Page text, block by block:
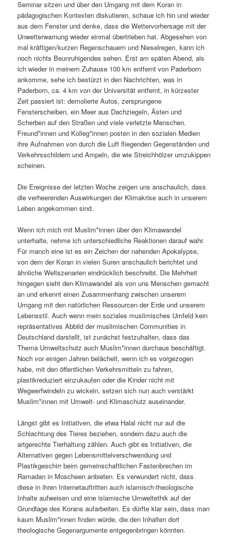
Seminar sitzen und über den Umgang mit dem Koran in
pädagogischen Kontexten diskutieren, schaue ich hin und wieder
aus dem Fenster und denke, dass die Wettervorhersage mit der
Unwetterwarnung wieder einmal übertrieben hat. Abgesehen von
mal kräftigen/kurzen Regenschauern und Nieselregen, kann ich
noch nichts Beunruhigendes sehen. Erst am späten Abend, als
ich wieder in meinem Zuhause 100 km entfernt von Paderborn
ankomme, sehe ich bestürzt in den Nachrichten, was in
Paderborn, ca. 4 km von der Universität entfernt, in kürzester
Zeit passiert ist: demolierte Autos, zersprungene
Fensterscheiben, ein Meer aus Dachziegeln, Ästen und
Scherben auf den Straßen und viele verletzte Menschen.
Freund*innen und Kolleg*innen posten in den sozialen Medien
ihre Aufnahmen von durch die Luft fliegenden Gegenständen und
Verkehrsschildern und Ampeln, die wie Streichhölzer umzukippen
scheinen.
Die Ereignisse der letzten Woche zeigen uns anschaulich, dass
die verheerenden Auswirkungen der Klimakrise auch in unserem
Leben angekommen sind.
Wenn ich mich mit Muslim*innen über den Klimawandel
unterhalte, nehme ich unterschiedliche Reaktionen darauf wahr.
Für manch eine ist es ein Zeichen der nahenden Apokalypse,
von dem der Koran in vielen Suren anschaulich berichtet und
ähnliche Weltszenarien eindrücklich beschreibt. Die Mehrheit
hingegen sieht den Klimawandel als von uns Menschen gemacht
an und erkennt einen Zusammenhang zwischen unserem
Umgang mit den natürlichen Ressourcen der Erde und unserem
Lebensstil. Auch wenn mein soziales muslimisches Umfeld kein
repräsentatives Abbild der muslimischen Communities in
Deutschland darstellt, ist zunächst festzuhalten, dass das
Thema Umweltschutz auch Muslim*innen durchaus beschäftigt.
Noch vor einigen Jahren belächelt, wenn ich es vorgezogen
habe, mit den öffentlichen Verkehrsmitteln zu fahren,
plastikreduziert einzukaufen oder die Kinder nicht mit
Wegwerfwindeln zu wickeln, setzen sich nun auch verstärkt
Muslim*innen mit Umwelt- und Klimaschutz auseinander.
Längst gibt es Initiativen, die etwa Halal nicht nur auf die
Schlachtung des Tieres beziehen, sondern dazu auch die
artgerechte Tierhaltung zählen. Auch gibt es Initiativen, die
Alternativen gegen Lebensmittelverschwendung und
Plastikgeschirr beim gemeinschaftlichen Fastenbrechen im
Ramadan in Moscheen anbieten. Es verwundert nicht, dass
diese in ihren Internetauftritten auch islamisch-theologische
Inhalte aufweisen und eine islamische Umweltethik auf der
Grundlage des Korans aufarbeiten. Es dürfte klar sein, dass man
kaum Muslim*innen finden würde, die den Inhalten dort
theologische Gegenargumente entgegenbringen könnten.